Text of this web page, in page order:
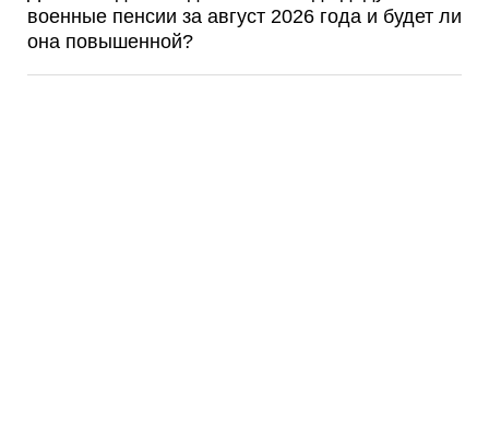
военные пенсии за август 2026 года и будет ли
она повышенной?